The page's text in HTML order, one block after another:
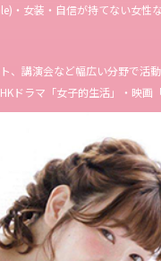
・女装・自信が持てない女
、講演会など幅広い分野で
ドラマ「女子的生活」・映